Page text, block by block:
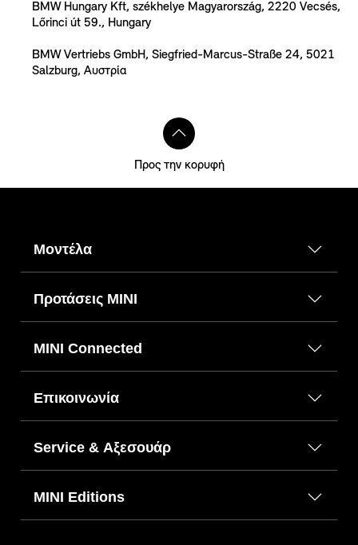
BMW Hungary Kft, székhelye Magyarország, 2220 Vecsés,
Lőrinci út 59., Hungary
BMW Vertriebs GmbH, Siegfried-Marcus-Straße 24, 5021
Salzburg, Αυστρία
Προς την κορυφή
Μοντέλα
Προτάσεις ΜΙΝΙ
MINI Connected
Επικοινωνία
Service & Αξεσουάρ
MINI Editions